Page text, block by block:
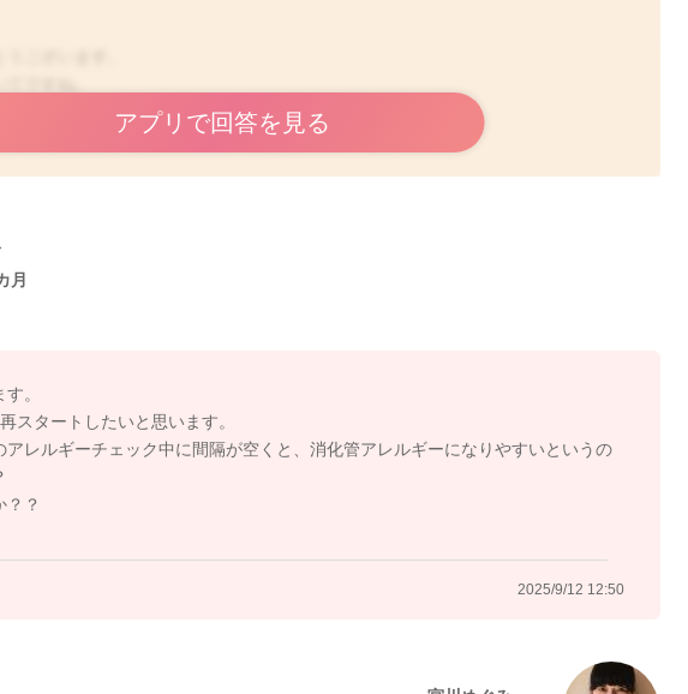
進めていただようなのですが、中断をされているのですね。
心配な時にはこれまであげてくださっていた、半分ほどの量から再開をされてみ
アプリで回答を見る
2025/9/12 12:44
月
。
スタートしたいと思います。
アレルギーチェック中に間隔が空くと、消化管アレルギーになりやすいというの
？？
2025/9/12 12:50